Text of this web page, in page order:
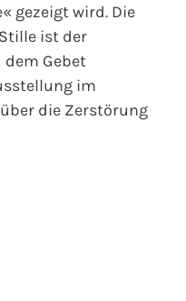
gezeigt wird. Die
ist der
Gebet
im
die Zerstörung